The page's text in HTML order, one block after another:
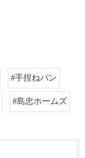
#手捏ねパン
#島忠ホームズ